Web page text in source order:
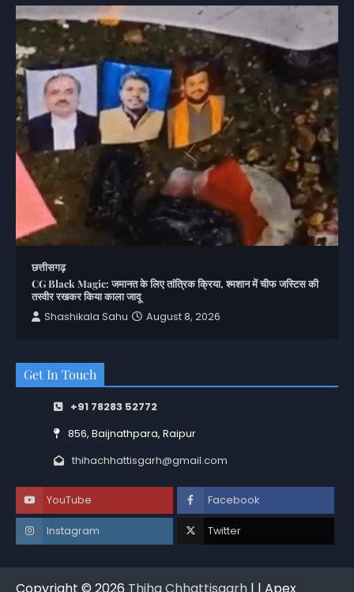
छत्तीसगढ़
CG Black Magic: जमानत के लिए तांत्रिक क्रिया, श्मशान में चीफ जस्टिस की
तस्वीर रखकर किया काला जादू
Shashikala Sahu
August 8, 2026
Get In Touch
+91 78283 52772
856, Baijnathpara, Raipur
thihachhattisgarh@gmail.com
YouTube Facebook
Instagram Twitter
Copyright © 2026 Thiha Chhattisgarh | | Apex